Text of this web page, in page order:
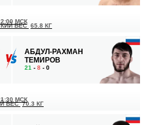
МСК
ВЕС 65.8 КГ
АБДУЛ-РАХМАН
ТЕМИРОВ
21 - 8 - 0
МСК
ВЕС 70.3 КГ